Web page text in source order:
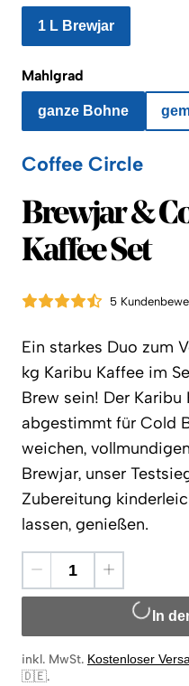
1 L Brewjar
Mahlgrad
ganze Bohne
Coffee Circle
Coffee Circle
Brewjar &
Kaffee Set
5
Ein starkes Duo zum
kg Karibu Kaffee im
Brew sein! Der Karibu
abgestimmt für Cold
weichen,
Brewjar, unser
Zubereitung
lassen, genießen.
In
inkl. MwSt. Kostenloser
🇩🇪.